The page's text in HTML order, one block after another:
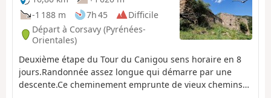
-1 188 m
7h 45
Difficile
Départ à Corsavy (Pyrénées-
Orientales)
Deuxième étape du Tour du Canigou sens horaire en 8
jours.Randonnée assez longue qui démarre par une
descente.Ce cheminement emprunte de vieux chemins